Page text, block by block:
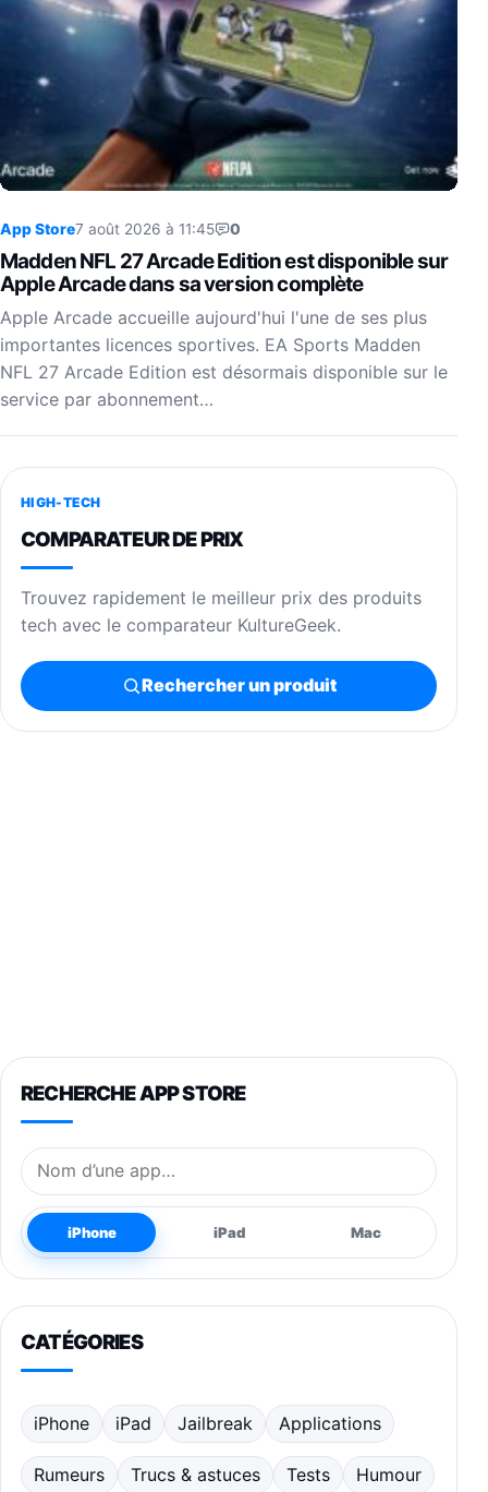
App Store7 août 2026 à 11:45 0
Madden NFL 27 Arcade Edition est disponible sur
Apple Arcade dans sa version complète
Apple Arcade accueille aujourd'hui l'une de ses plus
importantes licences sportives. EA Sports Madden
NFL 27 Arcade Edition est désormais disponible sur le
service par abonnement…
HIGH-TECH
COMPARATEUR DE PRIX
Trouvez rapidement le meilleur prix des produits
tech avec le comparateur KultureGeek.
Rechercher un produit
RECHERCHE APP STORE
Nom de l’application
iPhone iPad Mac
CATÉGORIES
iPhone iPad Jailbreak Applications
Rumeurs Trucs & astuces Tests Humour